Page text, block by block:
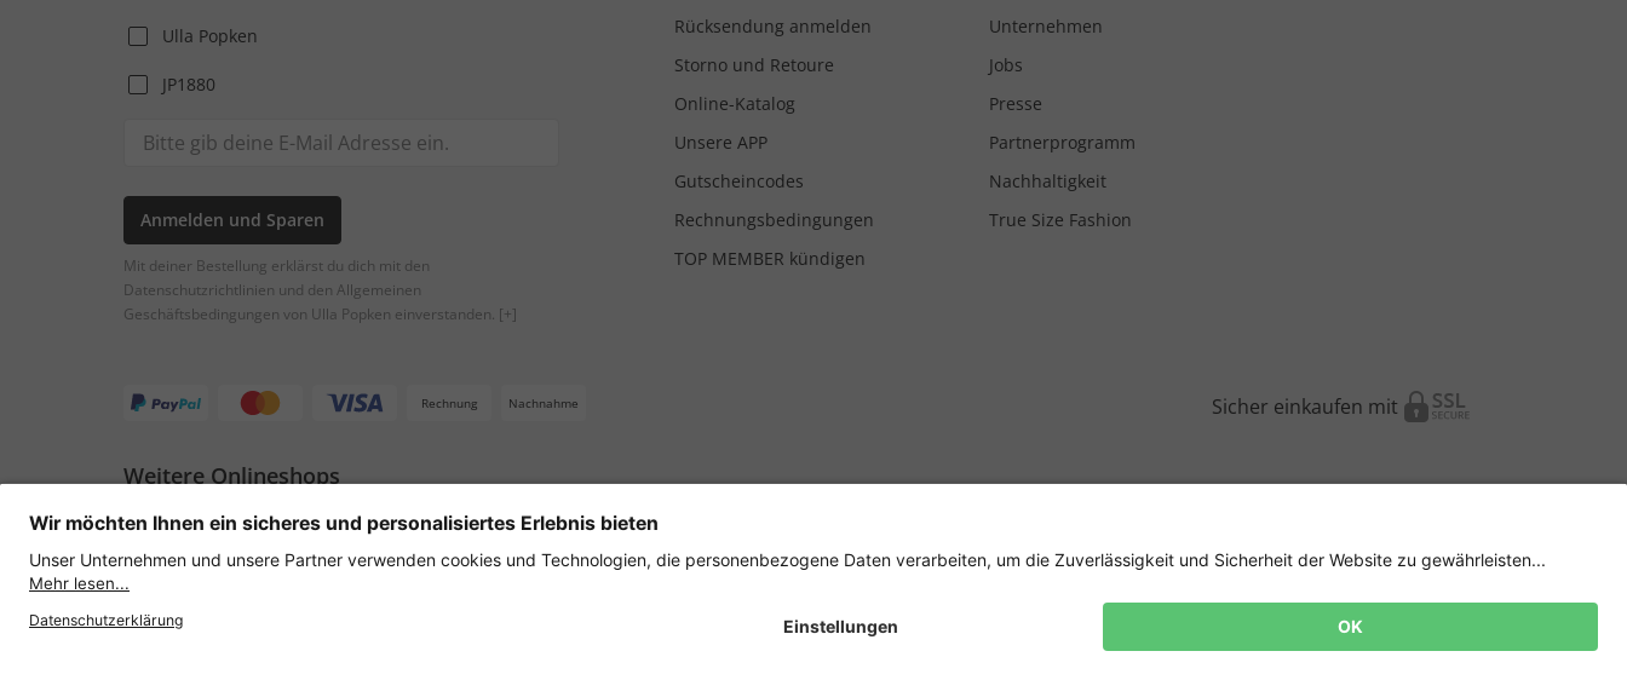
Ulla Popken
JP1880
Anmelden und Sparen
Mit deiner Bestellung erklärst du dich mit den
Datenschutzrichtlinien und den Allgemeinen
Geschäftsbedingungen von Ulla Popken einverstanden. [+]
Rücksendung anmelden
Storno und Retoure
Online-Katalog
Unsere APP
Gutscheincodes
Rechnungsbedingungen
TOP MEMBER kündigen
Unternehmen
Jobs
Presse
Partnerprogramm
Nachhaltigkeit
True Size Fashion
Rechnung Nachnahme Sicher einkaufen mit
Weitere Onlineshops
Österreich